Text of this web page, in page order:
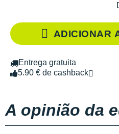
ADICIONAR
Entrega gratuita
5.90 € de cashback
A opinião da